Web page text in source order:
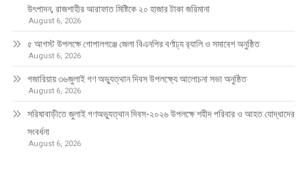
উৎপাদন, রাজশাহীর আরাফাত মিষ্টিকে ২০ হাজার টাকা জরিমানা
August 6, 2026
৫ আগস্ট উপলক্ষে গোপালগঞ্জে জেলা বিএনপির বর্ণাঢ্য র‍্যালি ও সমাবেশ অনুষ্ঠিত
August 6, 2026
গজারিয়ায় ৩৬জুলাই গণ অভ্যুত্থান দিবস উপলক্ষ্যে আলোচনা সভা অনুষ্ঠিত
August 6, 2026
সরিষাবাড়ীতে জুলাই গণঅভ্যুত্থান দিবস-২০২৬ উপলক্ষে শহীদ পরিবার ও আহত যোদ্ধাদের
সংবর্ধনা
August 6, 2026